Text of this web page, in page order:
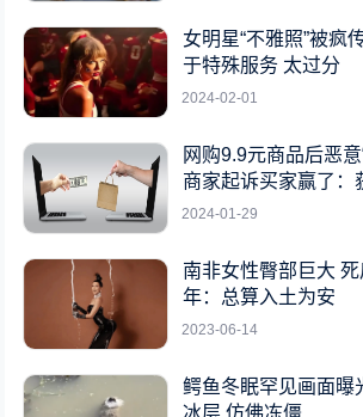
女明星“不雅照”被疯
于特殊服务 太过分
2024-02-01
网购9.9元商品后恶
商家起诉买家赢了：
2024-01-29
南非女性臀部巨大
年：总算入土为安
2023-06-14
鳄鱼冬眠罕见画面曝
冰层 仿佛冻僵